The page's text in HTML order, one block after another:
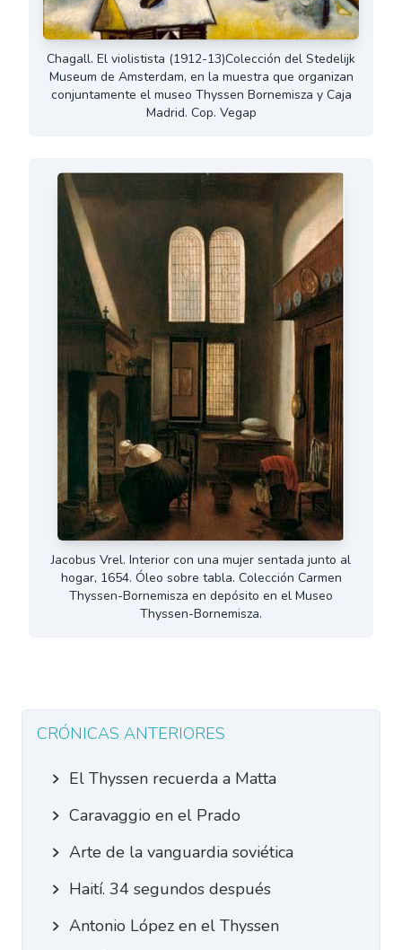
Chagall. El violistista (1912-13)Colección del Stedelijk
Museum de Amsterdam, en la muestra que organizan
conjuntamente el museo Thyssen Bornemisza y Caja
Madrid. Cop. Vegap
Jacobus Vrel. Interior con una mujer sentada junto al
hogar, 1654. Óleo sobre tabla. Colección Carmen
Thyssen-Bornemisza en depósito en el Museo
Thyssen-Bornemisza.
CRÓNICAS ANTERIORES
El Thyssen recuerda a Matta
Caravaggio en el Prado
Arte de la vanguardia soviética
Haití. 34 segundos después
Antonio López en el Thyssen